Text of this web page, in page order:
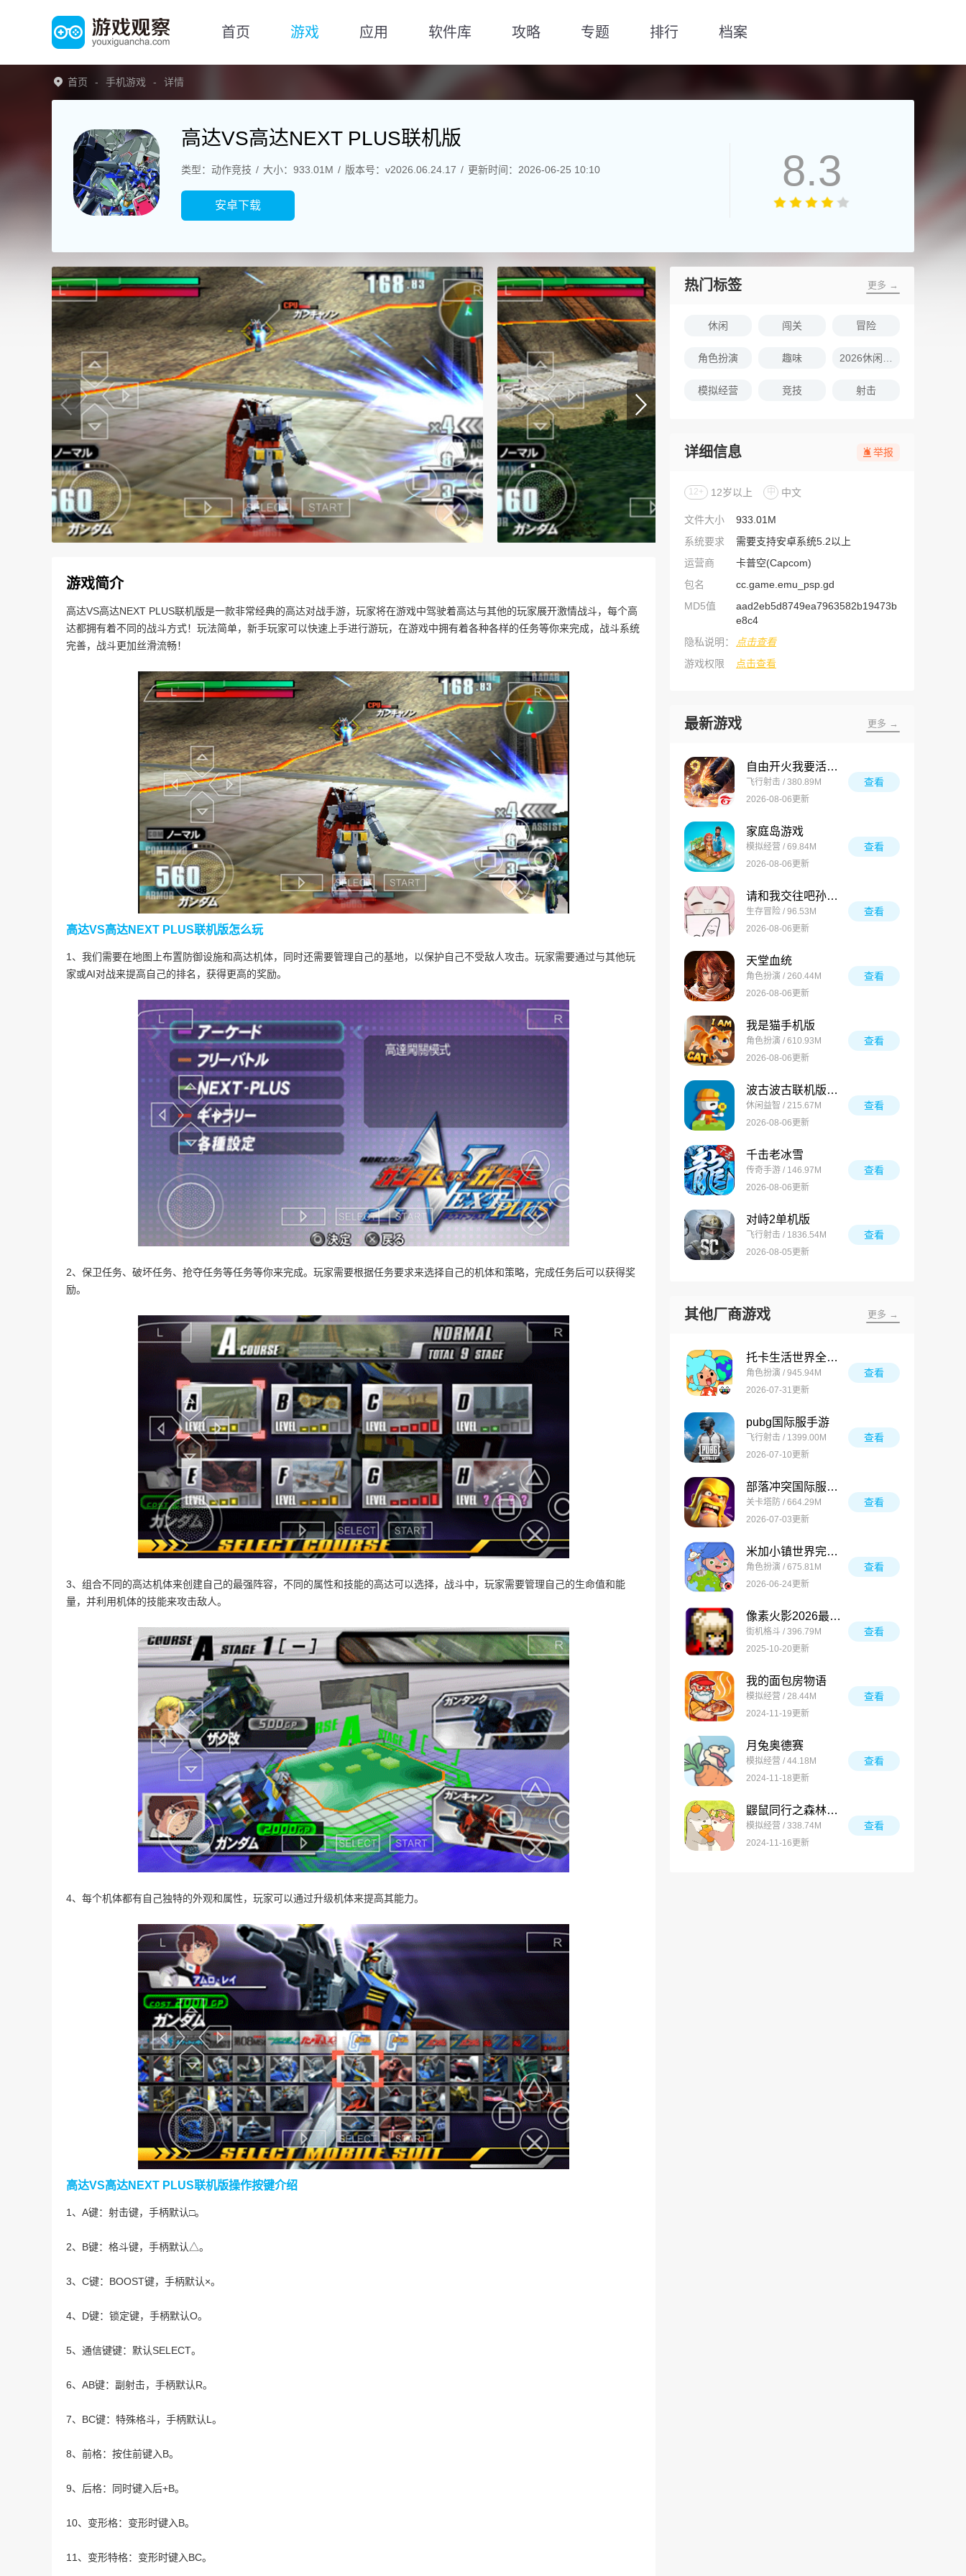
首页 游戏 应用 软件库 攻略 专题 排行 档案
首页 手机游戏 详情
高达VS高达NEXT PLUS联机版
类型：动作竞技 大小：933.01M 版本号：v2026.06.24.17 更新时间：2026-06-25 10:10
安卓下载
8.3
游戏简介
高达VS高达NEXT PLUS联机版是一款非常经典的高达对战手游，玩家将在游戏中驾驶着高达与其他的玩家展开激情战斗，每个高
达都拥有着不同的战斗方式！玩法简单，新手玩家可以快速上手进行游玩，在游戏中拥有着各种各样的任务等你来完成，战斗系统
完善，战斗更加丝滑流畅！
高达VS高达NEXT PLUS联机版怎么玩
1、我们需要在地图上布置防御设施和高达机体，同时还需要管理自己的基地，以保护自己不受敌人攻击。玩家需要通过与其他玩
家或AI对战来提高自己的排名，获得更高的奖励。
2、保卫任务、破坏任务、抢夺任务等任务等你来完成。玩家需要根据任务要求来选择自己的机体和策略，完成任务后可以获得奖
励。
3、组合不同的高达机体来创建自己的最强阵容，不同的属性和技能的高达可以选择，战斗中，玩家需要管理自己的生命值和能
量，并利用机体的技能来攻击敌人。
4、每个机体都有自己独特的外观和属性，玩家可以通过升级机体来提高其能力。
高达VS高达NEXT PLUS联机版操作按键介绍
1、A键：射击键，手柄默认□。
2、B键：格斗键，手柄默认△。
3、C键：BOOST键，手柄默认×。
4、D键：锁定键，手柄默认O。
5、通信键键：默认SELECT。
6、AB键：副射击，手柄默认R。
7、BC键：特殊格斗，手柄默认L。
8、前格：按住前键入B。
9、后格：同时键入后+B。
10、变形格：变形时键入B。
11、变形特格：变形时键入BC。
热门标签 更多 →
休闲 闯关 冒险
角色扮演 趣味
模拟经营 竞技 射击
详细信息 举报
12+ 12岁以上 中 中文
文件大小
933.01M
系统要求
需要支持安卓系统5.2以上
运营商
卡普空(Capcom)
包名
cc.game.emu_psp.gd
MD5值
aad2eb5d8749ea7963582b19473b
e8c4
隐私说明：
点击查看
游戏权限
点击查看
最新游戏 更多 →
自由开火我要活下去国际服
飞行射击 / 380.89M
2026-08-06更新
查看
家庭岛游戏
模拟经营 / 69.84M
2026-08-06更新
查看
请和我交往吧孙笑川前辈
生存冒险 / 96.53M
2026-08-06更新
查看
天堂血统
角色扮演 / 260.44M
2026-08-06更新
查看
我是猫手机版
角色扮演 / 610.93M
2026-08-06更新
查看
波古波古联机版手游
休闲益智 / 215.67M
2026-08-06更新
查看
千击老冰雪
传奇手游 / 146.97M
2026-08-06更新
查看
对峙2单机版
飞行射击 / 1836.54M
2026-08-05更新
查看
其他厂商游戏 更多 →
托卡生活世界全解锁版
角色扮演 / 945.94M
2026-07-31更新
查看
pubg国际服手游
飞行射击 / 1399.00M
2026-07-10更新
查看
部落冲突国际服最新版
关卡塔防 / 664.29M
2026-07-03更新
查看
米加小镇世界完整版
角色扮演 / 675.81M
2026-06-24更新
查看
像素火影2026最新版
街机格斗 / 396.79M
2025-10-20更新
查看
我的面包房物语
模拟经营 / 28.44M
2024-11-19更新
查看
月兔奥德赛
模拟经营 / 44.18M
2024-11-18更新
查看
鼹鼠同行之森林之家万圣节版
模拟经营 / 338.74M
2024-11-16更新
查看